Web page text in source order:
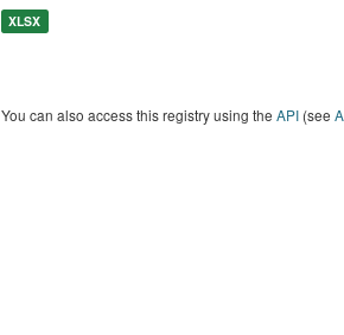
XLSX
You can also access this registry using the API (see